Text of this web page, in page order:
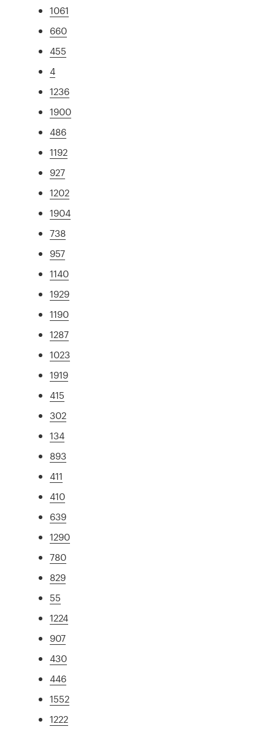
1061
660
455
4
1236
1900
486
1192
927
1202
1904
738
957
1140
1929
1190
1287
1023
1919
415
302
134
893
411
410
639
1290
780
829
55
1224
907
430
446
1552
1222